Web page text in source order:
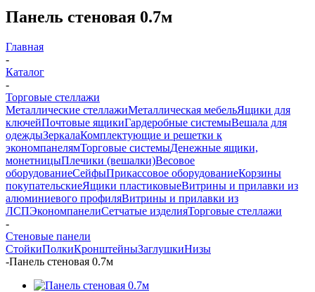
Панель стеновая 0.7м
Главная
-
Каталог
-
Торговые стеллажи
Металлические стеллажиМеталлическая мебельЯщики для
ключейПочтовые ящикиГардеробные системыВешала для
одеждыЗеркалаКомплектующие и решетки к
экономпанелямТорговые системыДенежные ящики,
монетницыПлечики (вешалки)Весовое
оборудованиеСейфыПрикассовое оборудованиеКорзины
покупательскиеЯщики пластиковыеВитрины и прилавки из
алюминиевого профиляВитрины и прилавки из
ЛСПЭкономпанелиСетчатые изделияТорговые стеллажи
-
Стеновые панели
СтойкиПолкиКронштейныЗаглушкиНизы
-Панель стеновая 0.7м